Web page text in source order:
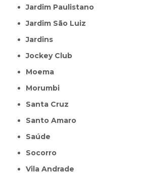
Jardim Paulistano
Jardim São Luiz
Jardins
Jockey Club
Moema
Morumbi
Santa Cruz
Santo Amaro
Saúde
Socorro
Vila Andrade